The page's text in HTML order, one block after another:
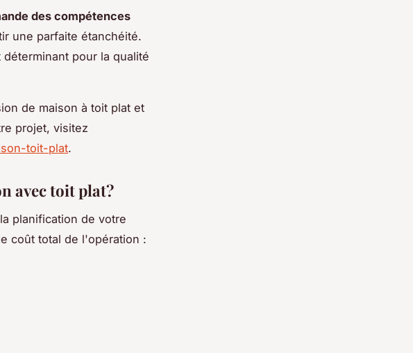
des compétences
une parfaite étanchéité.
pour la qualité
de maison à toit plat et
projet, visitez
toit-plat.
avec toit plat?
planification de votre
coût total de l'opération :